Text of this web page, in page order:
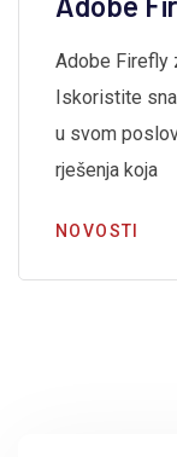
Adobe Firefly
Iskoristite
u svom
rješenja koja
NOVOSTI